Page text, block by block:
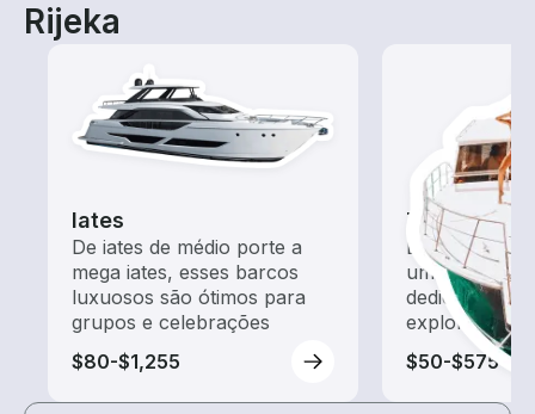
Rijeka
Iates
De iates de médio porte a
mega iates, esses barcos
luxuosos são ótimos para
grupos e celebrações
$80-$1,255
Tours
Explore as
um aluguel
dedicado a
exploração
$50-$575